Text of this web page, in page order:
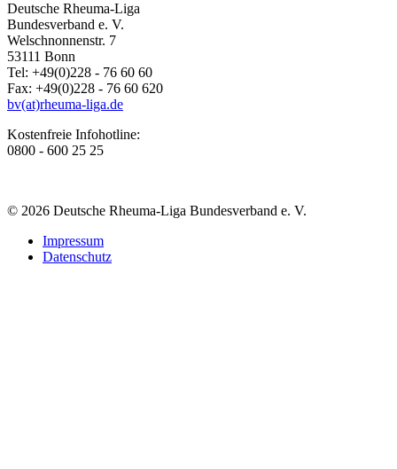
Deutsche Rheuma-Liga
Bundesverband e. V.
Welschnonnenstr. 7
53111 Bonn
Tel: +49(0)228 - 76 60 60
Fax: +49(0)228 - 76 60 620
bv(at)rheuma-liga.de
Kostenfreie Infohotline:
0800 - 600 25 25
© 2026 Deutsche Rheuma-Liga Bundesverband e. V.
Impressum
Datenschutz